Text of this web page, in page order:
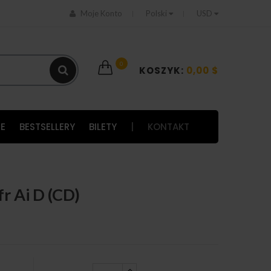
Moje Konto Polski USD
0
KOSZYK: 0,00 $
BESTSELLERY BILETY KONTAKT
Ai D (CD)